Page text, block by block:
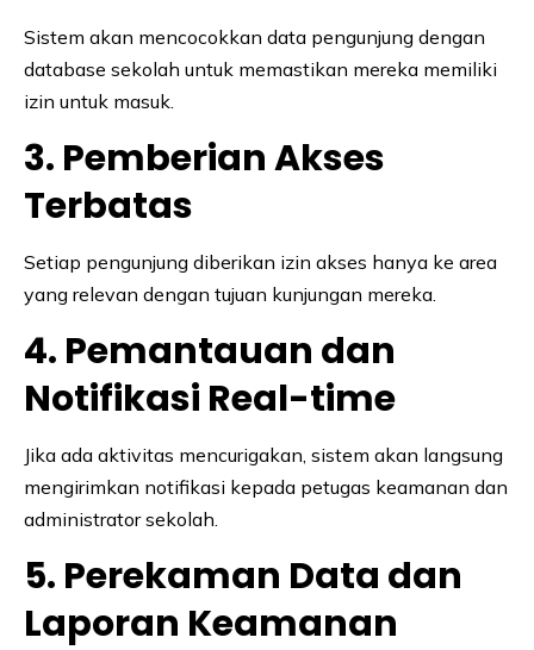
Sistem akan mencocokkan data pengunjung dengan
database sekolah untuk memastikan mereka memiliki
izin untuk masuk.
3. Pemberian Akses
Terbatas
Setiap pengunjung diberikan izin akses hanya ke area
yang relevan dengan tujuan kunjungan mereka.
4. Pemantauan dan
Notifikasi Real-time
Jika ada aktivitas mencurigakan, sistem akan langsung
mengirimkan notifikasi kepada petugas keamanan dan
administrator sekolah.
5. Perekaman Data dan
Laporan Keamanan